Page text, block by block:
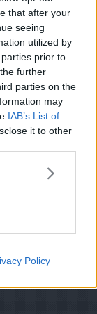
that after your
seeing
utilized by
prior to
further
parties on the
may
IAB’s List of
it to other
Policy
har
rives løs
til.